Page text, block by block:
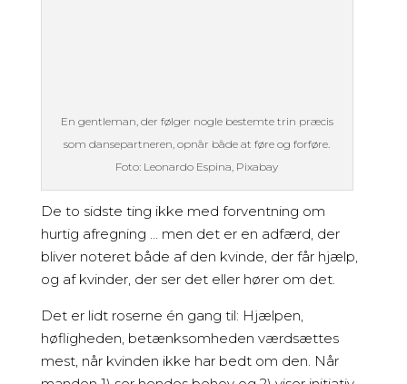
En gentleman, der følger nogle bestemte trin præcis
som dansepartneren, opnår både at føre og forføre.
Foto: Leonardo Espina, Pixabay
De to sidste ting ikke med forventning om
hurtig afregning … men det er en adfærd, der
bliver noteret både af den kvinde, der får hjælp,
og af kvinder, der ser det eller hører om det.
Det er lidt roserne én gang til: Hjælpen,
høfligheden, betænksomheden værdsættes
mest, når kvinden ikke har bedt om den. Når